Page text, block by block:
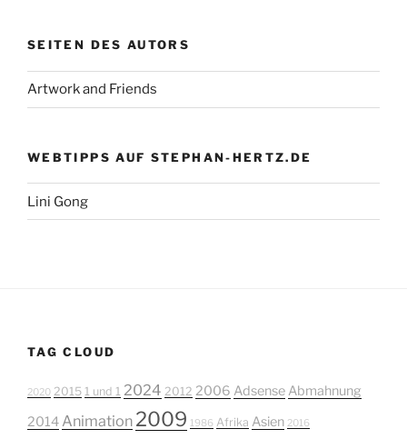
SEITEN DES AUTORS
Artwork and Friends
WEBTIPPS AUF STEPHAN-HERTZ.DE
Lini Gong
TAG CLOUD
2020 2015 1 und 1 2024 2012 2006 Adsense Abmahnung
2014 Animation 2009 1986 Afrika Asien 2016